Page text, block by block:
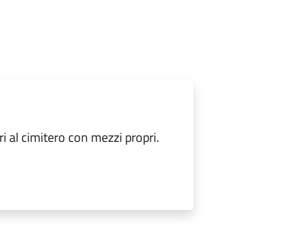
al cimitero con mezzi propri.